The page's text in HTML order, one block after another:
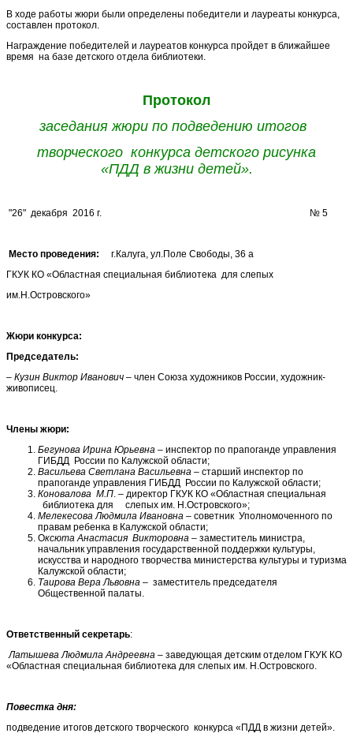
В ходе работы жюри были определены победители и лауреаты конкурса,
составлен протокол.
Награждение победителей и лауреатов конкурса пройдет в ближайшее
время на базе детского отдела библиотеки.
Протокол
заседания жюри по подведению итогов
творческого конкурса детского рисунка
«ПДД в жизни детей».
"26" декабря 2016 г. № 5
Место проведения:
г.Калуга, ул.Поле Свободы, 36 а
ГКУК КО «Областная специальная библиотека для слепых
им.Н.Островского»
Жюри конкурса:
Председатель:
– Кузин Виктор Иванович – член Союза художников России, художник-
живописец.
Члены жюри:
Бегунова Ирина Юрьевна – инспектор по прапоганде управления
ГИБДД России по Калужской области;
Васильева Светлана Васильевна – старший инспектор по
прапоганде управления ГИБДД России по Калужской области;
Коновалова М.П. – директор ГКУК КО «Областная специальная
библиотека для слепых им. Н.Островского»;
Мелекесова Людмила Ивановна – советник Уполномоченного по
правам ребенка в Калужской области;
Оксюта Анастасия Викторовна – заместитель министра,
начальник управления государственной поддержки культуры,
искусства и народного творчества министерства культуры и туризма
Калужской области;
Таирова Вера Львовна – заместитель председателя
Общественной палаты.
Ответственный секретарь:
Латышева Людмила Андреевна ­­– заведующая детским отделом ГКУК КО
«Областная специальная библиотека для слепых им. Н.Островского.
Повестка дня:
подведение итогов детского творческого конкурса «ПДД в жизни детей».